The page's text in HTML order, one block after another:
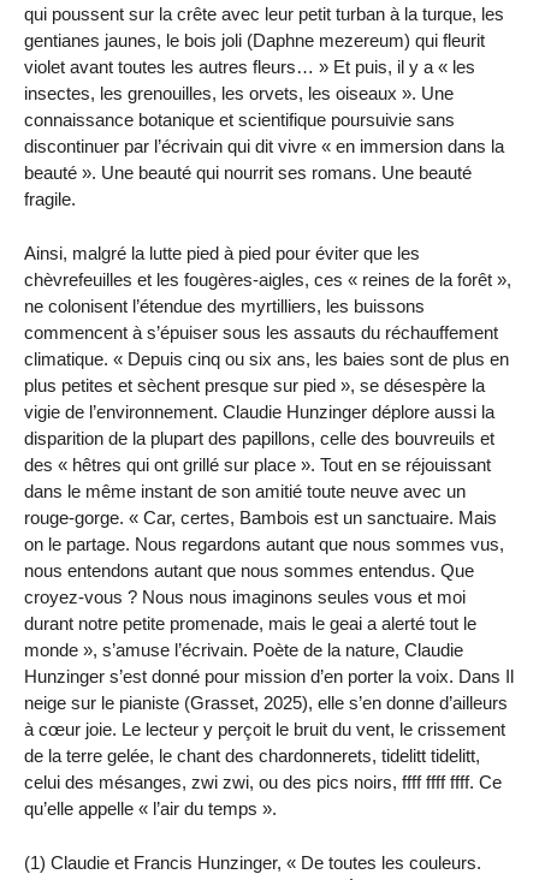
qui poussent sur la crête avec leur petit turban à la turque, les
gentianes jaunes, le bois joli (Daphne mezereum) qui fleurit
violet avant toutes les autres fleurs… » Et puis, il y a « les
insectes, les grenouilles, les orvets, les oiseaux ». Une
connaissance botanique et scientifique poursuivie sans
discontinuer par l’écrivain qui dit vivre « en immersion dans la
beauté ». Une beauté qui nourrit ses romans. Une beauté
fragile.
Ainsi, malgré la lutte pied à pied pour éviter que les
chèvrefeuilles et les fougères-aigles, ces « reines de la forêt »,
ne colonisent l’étendue des myrtilliers, les buissons
commencent à s’épuiser sous les assauts du réchauffement
climatique. « Depuis cinq ou six ans, les baies sont de plus en
plus petites et sèchent presque sur pied », se désespère la
vigie de l’environnement. Claudie Hunzinger déplore aussi la
disparition de la plupart des papillons, celle des bouvreuils et
des « hêtres qui ont grillé sur place ». Tout en se réjouissant
dans le même instant de son amitié toute neuve avec un
rouge-gorge. « Car, certes, Bambois est un sanctuaire. Mais
on le partage. Nous regardons autant que nous sommes vus,
nous entendons autant que nous sommes entendus. Que
croyez-vous ? Nous nous imaginons seules vous et moi
durant notre petite promenade, mais le geai a alerté tout le
monde », s’amuse l’écrivain. Poète de la nature, Claudie
Hunzinger s’est donné pour mission d’en porter la voix. Dans Il
neige sur le pianiste (Grasset, 2025), elle s’en donne d’ailleurs
à cœur joie. Le lecteur y perçoit le bruit du vent, le crissement
de la terre gelée, le chant des chardonnerets, tidelitt tidelitt,
celui des mésanges, zwi zwi, ou des pics noirs, ffff ffff ffff. Ce
qu’elle appelle « l’air du temps ».
(1) Claudie et Francis Hunzinger, « De toutes les couleurs.